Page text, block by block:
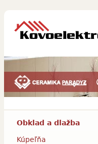
Obklad a dlažba
Kúpeľňa